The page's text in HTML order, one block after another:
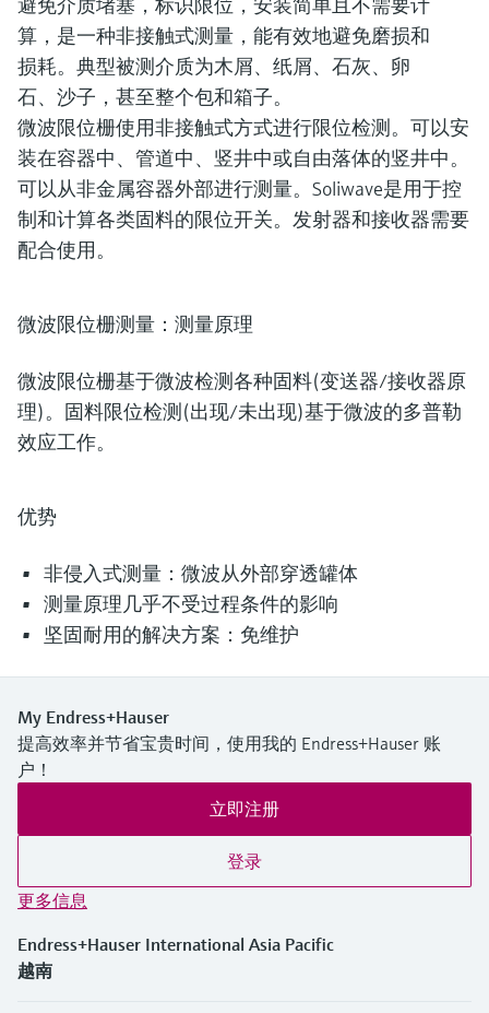
避免介质堵塞，标识限位，安装简单且不需要计
算，是一种非接触式测量，能有效地避免磨损和
损耗。典型被测介质为木屑、纸屑、石灰、卵
石、沙子，甚至整个包和箱子。
微波限位栅使用非接触式方式进行限位检测。可以安
装在容器中、管道中、竖井中或自由落体的竖井中。
可以从非金属容器外部进行测量。Soliwave是用于控
制和计算各类固料的限位开关。发射器和接收器需要
配合使用。
微波限位栅测量：测量原理
微波限位栅基于微波检测各种固料(变送器/接收器原
理)。固料限位检测(出现/未出现)基于微波的多普勒
效应工作。
优势
非侵入式测量：微波从外部穿透罐体
测量原理几乎不受过程条件的影响
坚固耐用的解决方案：免维护
My Endress+Hauser
提高效率并节省宝贵时间，使用我的 Endress+Hauser 账
户！
立即注册
登录
更多信息
Endress+Hauser International Asia Pacific
越南